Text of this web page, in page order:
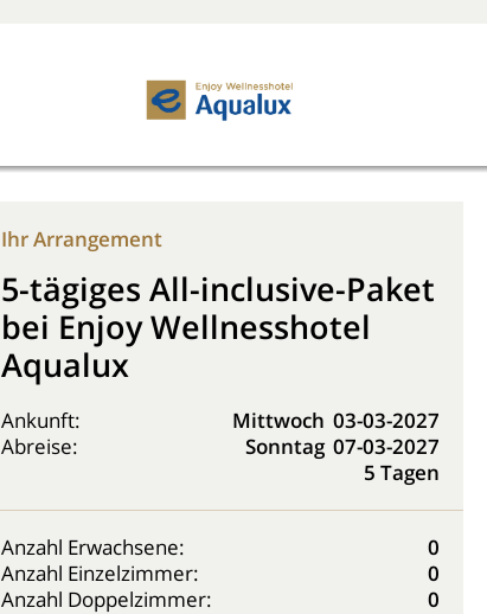
Ihr Arrangement
5-tägiges All-inclusive-Paket
bei Enjoy Wellnesshotel
Aqualux
Ankunft: Mittwoch 03-03-2027
Abreise:
Sonntag 07-03-2027
5 Tagen
Anzahl Erwachsene:
0
Anzahl Einzelzimmer:
0
Anzahl Doppelzimmer:
0